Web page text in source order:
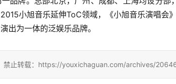
小旭音乐延伸ToC领域，《小旭音乐演唱会
出为一体的泛娱乐品牌。
禁止转载：https://youxichaguan.com/archives/